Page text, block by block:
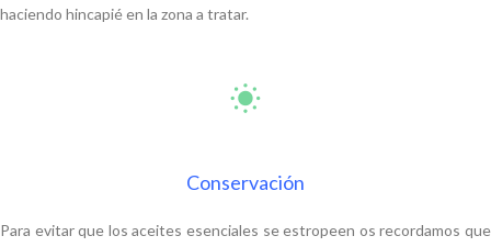
haciendo hincapié en la zona a tratar.
Conservación
Para evitar que los aceites esenciales se estropeen os recordamos que